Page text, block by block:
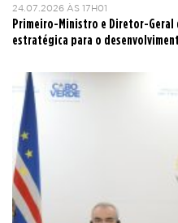
24.07.2026 ÀS 17H01
Primeiro-Ministro e Diretor-Geral
estratégica para o